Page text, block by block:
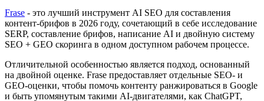
Frase - это лучший инструмент AI SEO для составления
контент-брифов в 2026 году, сочетающий в себе исследование
SERP, составление брифов, написание AI и двойную систему
SEO + GEO скоринга в одном доступном рабочем процессе.
Отличительной особенностью является подход, основанный
на двойной оценке. Frase предоставляет отдельные SEO- и
GEO-оценки, чтобы помочь контенту ранжироваться в Google
и быть упомянутым такими AI-двигателями, как ChatGPT,